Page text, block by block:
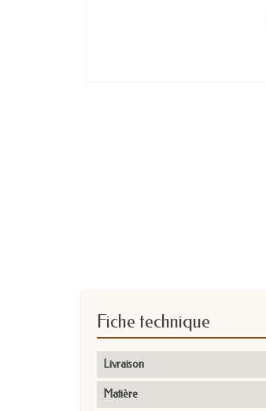
Fiche technique
Livraison
Matière